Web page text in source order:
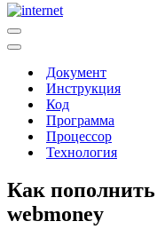
Меню
навигации
Меню
навигацииДокумент
Инструкция
Код
Программа
Процессор
Технология
Как
webmoney